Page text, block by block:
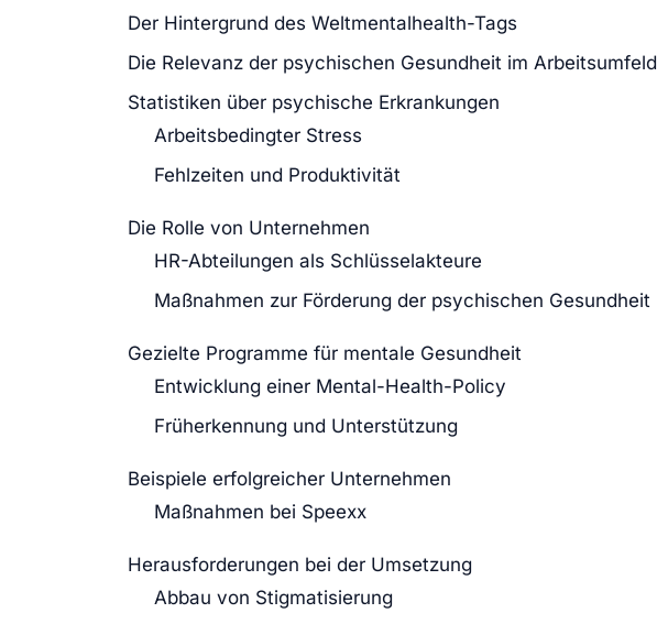
Der Hintergrund des Weltmentalhealth-Tags
Die Relevanz der psychischen Gesundheit im Arbeitsumfeld
Statistiken über psychische Erkrankungen
Arbeitsbedingter Stress
Fehlzeiten und Produktivität
Die Rolle von Unternehmen
HR-Abteilungen als Schlüsselakteure
Maßnahmen zur Förderung der psychischen Gesundheit
Gezielte Programme für mentale Gesundheit
Entwicklung einer Mental-Health-Policy
Früherkennung und Unterstützung
Beispiele erfolgreicher Unternehmen
Maßnahmen bei Speexx
Herausforderungen bei der Umsetzung
Abbau von Stigmatisierung